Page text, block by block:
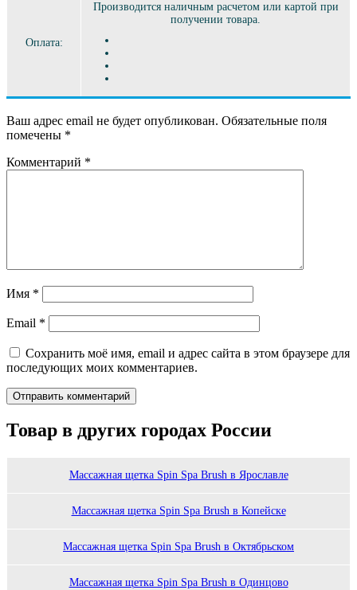
Оплата:
Производится наличным расчетом или картой при
получении товара.
Ваш адрес email не будет опубликован. Обязательные поля
помечены *
Комментарий *
Имя *
Email *
Сохранить моё имя, email и адрес сайта в этом браузере для
последующих моих комментариев.
Товар в других городах России
Массажная щетка Spin Spa Brush в Ярославле
Массажная щетка Spin Spa Brush в Копейске
Массажная щетка Spin Spa Brush в Октябрьском
Массажная щетка Spin Spa Brush в Одинцово